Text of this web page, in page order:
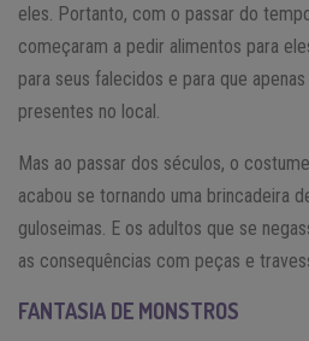
eles. Portanto, com o passar do
começaram a pedir alimentos para
para seus falecidos e para que
presentes no local.
Mas ao passar dos séculos, o
acabou se tornando uma brincadeira
guloseimas. E os adultos que se
as consequências com peças e
FANTASIA DE MONSTROS